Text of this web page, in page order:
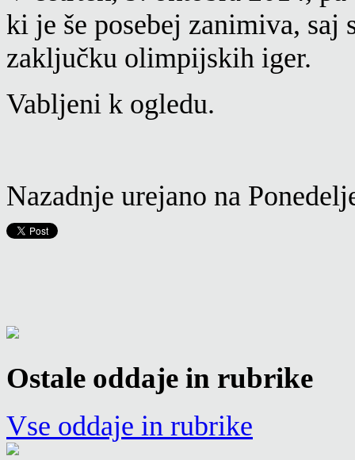
ki je še posebej zanimiva, saj
zaključku olimpijskih iger.
Vabljeni k ogledu.
Nazadnje urejano na
Ostale oddaje in rubrike
Vse oddaje in rubrike